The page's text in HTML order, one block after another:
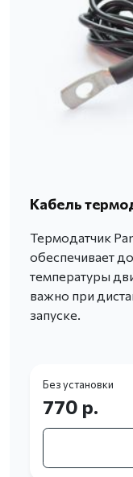
Кабель
Термодатчик
обеспечивает
температуры
важно при
запуске.
Без установки
770 р.